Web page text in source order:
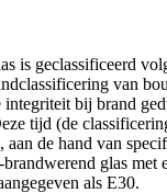
is geclassificeerd
van
bij brand
tijd (de
aan de hand van
glas met
als E30.